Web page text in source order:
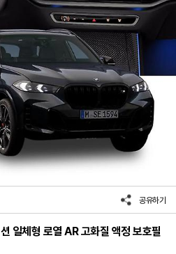
공유하기
일체형 로열 AR 고화질 액정 보호필